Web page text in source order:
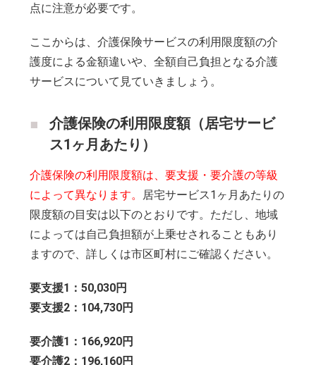
点に注意が必要です。
ここからは、介護保険サービスの利用限度額の介
護度による金額違いや、全額自己負担となる介護
サービスについて見ていきましょう。
介護保険の利用限度額（居宅サービ
ス1ヶ月あたり）
介護保険の利用限度額は、要支援・要介護の等級
によって異なります。
居宅サービス1ヶ月あたりの
限度額の目安は以下のとおりです。ただし、地域
によっては自己負担額が上乗せされることもあり
ますので、詳しくは市区町村にご確認ください。
要支援1：50,030円
要支援2：104,730円
要介護1：166,920円
要介護2：196,160円